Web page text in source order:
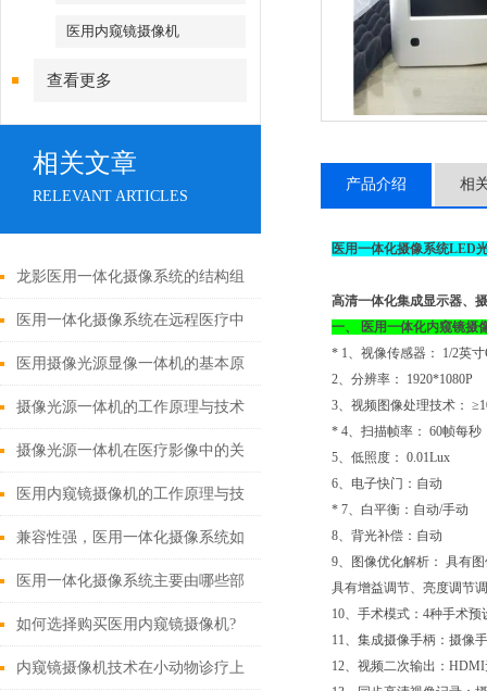
医用内窥镜摄像机
查看更多
相关文章
RELEVANT ARTICLES
龙影医用一体化摄像系统的结构组
成与功能优势
医用一体化摄像系统在远程医疗中
的应用
医用摄像光源显像一体机的基本原
理与构成
摄像光源一体机的工作原理与技术
解析
摄像光源一体机在医疗影像中的关
键作用
医用内窥镜摄像机的工作原理与技
术创新
兼容性强，医用一体化摄像系统如
何改变现有医疗设备格局？
医用一体化摄像系统主要由哪些部
分组成？
如何选择购买医用内窥镜摄像机?
内窥镜摄像机技术在小动物诊疗上
产品介绍 相
医用一体化摄像系统LED
高清一体化集成显示器、
一、 医用一体化内窥镜摄
* 1、视像传感器： 1/2英
2、分辨率： 1920*1080P
3、视频图像处理技术：
* 4、扫描帧率： 60帧每秒
5、低照度： 0.01Lux
6、电子快门：自动
* 7、白平衡：自动/手动
8、背光补偿：自动
9、图像优化解析： 具有
具有增益调节、亮度调节
10、手术模式：4种手术
11、集成摄像手柄：摄像
12、视频二次输出：